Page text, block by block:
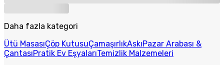
Daha fazla kategori
Ütü MasasıÇöp KutusuÇamaşırlıkAskıPazar Arabası &
ÇantasıPratik Ev EşyalarıTemizlik Malzemeleri